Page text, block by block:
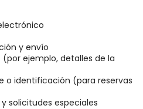
y envío
ejemplo, detalles de la
o identificación (para reservas
solicitudes especiales